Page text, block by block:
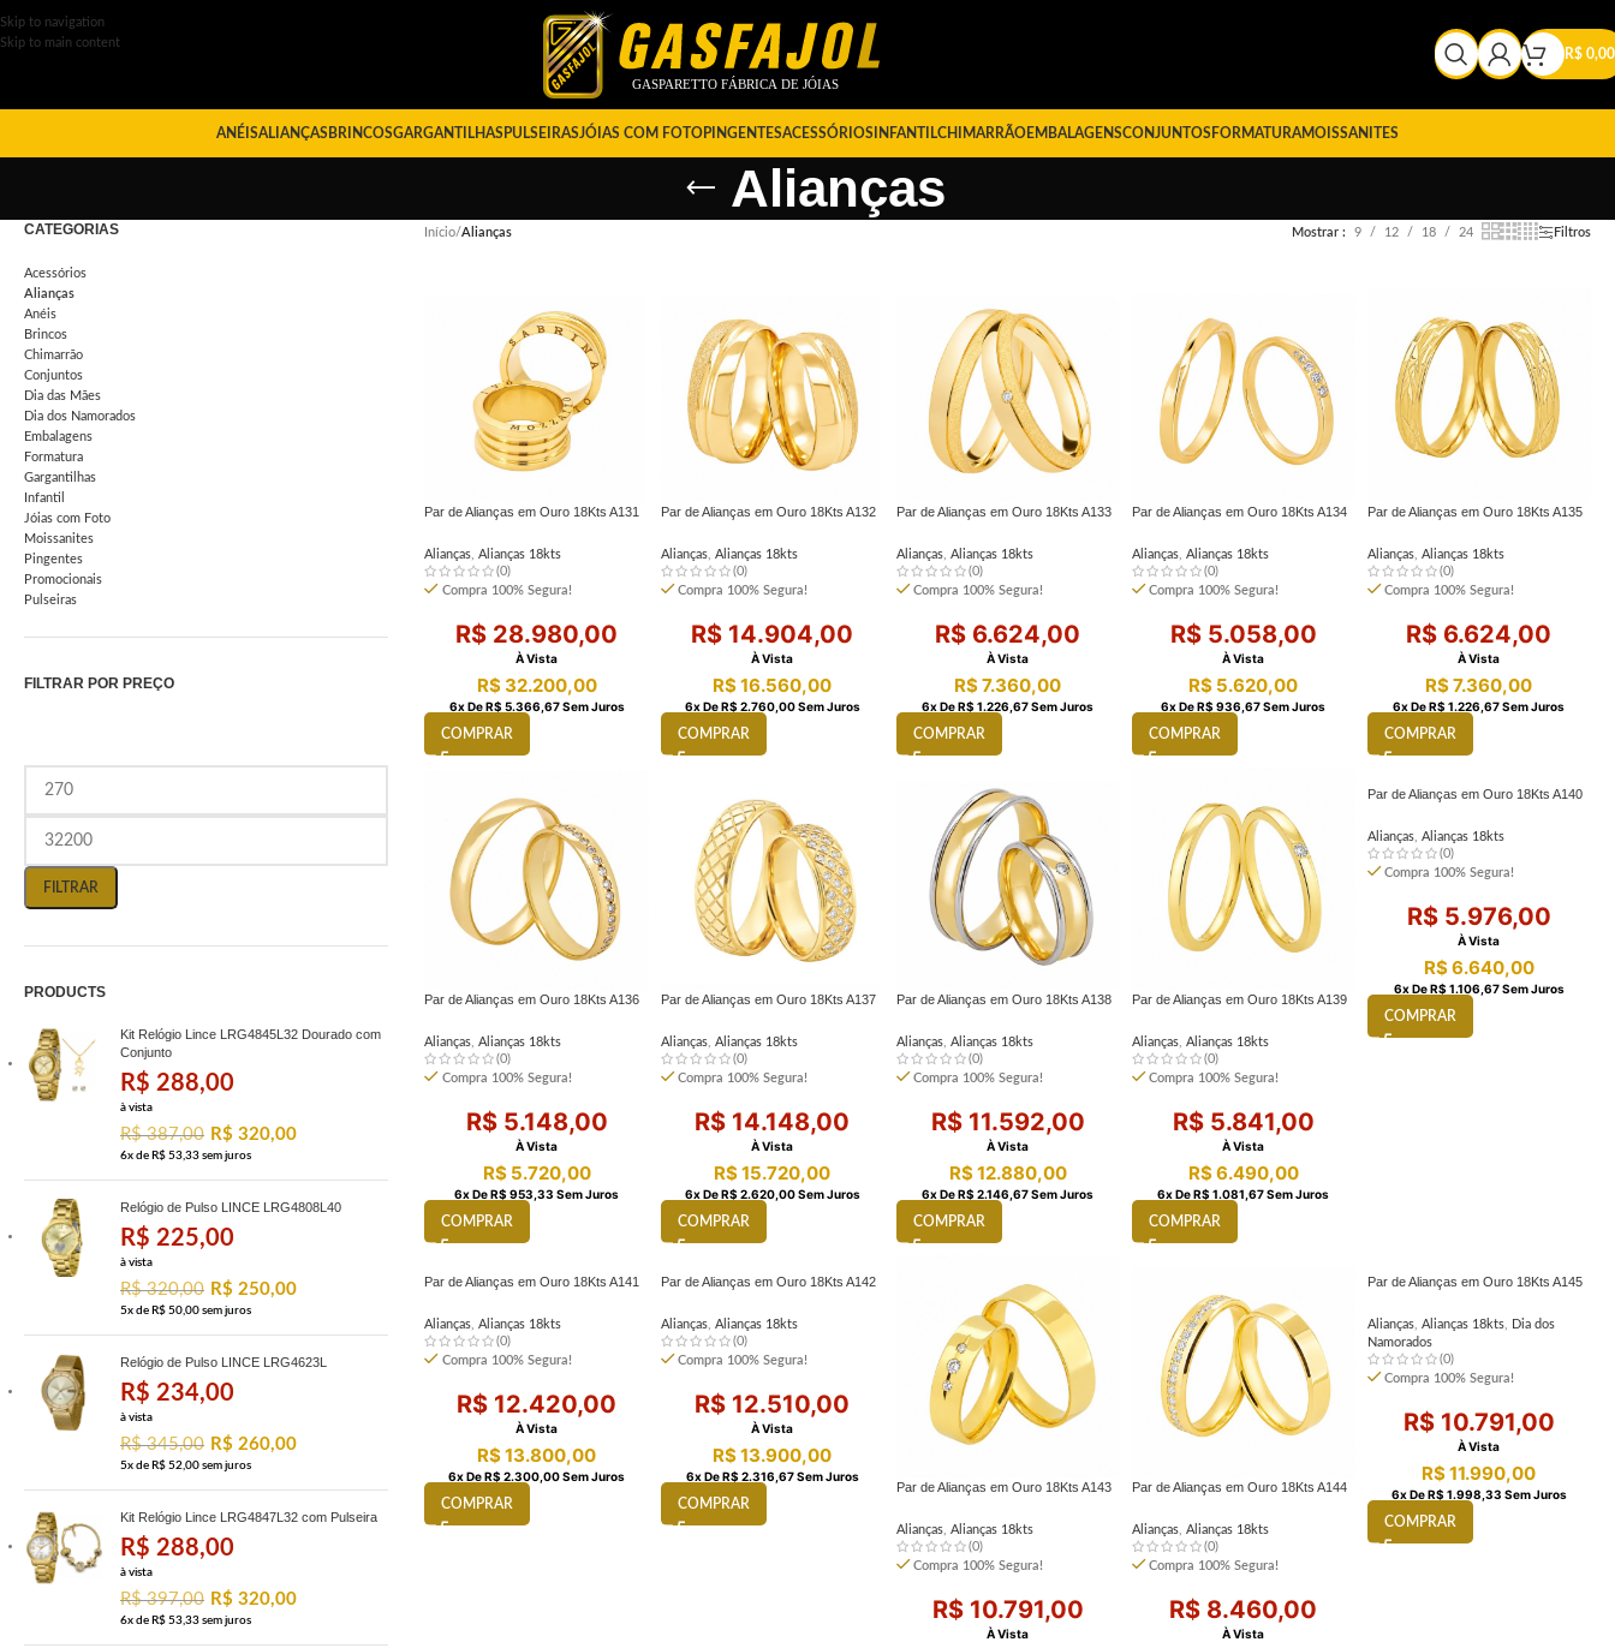
Skip to navigation
Skip to main content
R$ 0,00
ANÉISALIANÇAS BRINCOSGARGANTILHAS PULSEIRASJÓIAS COM FOTOPINGENTESACESSÓRIOS INFANTILCHIMARRÃOEMBALAGENSCONJUNTOS FORMATURAMOISSANITES
Alianças
CATEGORIAS
Acessórios
Alianças
Anéis
Brincos
Chimarrão
Conjuntos
Dia das Mães
Dia dos Namorados
Embalagens
Formatura
Gargantilhas
Infantil
Jóias com Foto
Moissanites
Pingentes
Promocionais
Pulseiras
FILTRAR POR PREÇO
FILTRAR
PRODUCTS
Kit Relógio Lince LRG4845L32 Dourado com
Conjunto
R$ 288,00
à vista
R$387,00 R$ 320,00
6x de R$ 53,33 sem juros
Relógio de Pulso LINCE LRG4808L40
R$ 225,00
à vista
R$320,00 R$ 250,00
5x de R$ 50,00 sem juros
Relógio de Pulso LINCE LRG4623L
R$ 234,00
à vista
R$345,00 R$ 260,00
5x de R$ 52,00 sem juros
Kit Relógio Lince LRG4847L32 com Pulseira
R$ 288,00
à vista
R$397,00 R$ 320,00
6x de R$ 53,33 sem juros
Início/Alianças Mostrar 9 12 18 24 Filtros
Par de Alianças em Ouro 18Kts A131
Alianças Alianças 18kts
(0)
Compra 100% Segura!
R$ 28.980,00
À Vista
R$32.200,00
6X DeR$ 5.366,67Sem Juros
COMPRAR
Par de Alianças em Ouro 18Kts A132
Alianças, Alianças 18kts
(0)
Compra 100% Segura!
R$ 14.904,00
À Vista
R$16.560,00
6X DeR$ 2.760,00Sem Juros
COMPRAR
Par de Alianças em Ouro 18Kts A133
Alianças, Alianças 18kts
(0)
Compra 100% Segura!
R$ 6.624,00
À Vista
R$7.360,00
6X DeR$ 1.226,67Sem Juros
COMPRAR
Par de Alianças em Ouro 18Kts A134
Alianças, Alianças 18kts
(0)
Compra 100% Segura!
R$5.058,00
À Vista
R$ 5.620,00
6X DeR$ 936,67Sem Juros
COMPRAR
Par de Alianças em Ouro 18Kts A135
Alianças, Alianças 18kts
(0)
Compra 100% Segura!
R$ 6.624,00
À Vista
R$7.360,00
6X DeR$ 1.226,67Sem Juros
COMPRAR
Par de Alianças em Ouro 18Kts A136
Alianças Alianças 18kts
(0)
Compra 100% Segura!
R$5.148,00
À Vista
R$5.720,00
6X DeR$ 953,33 Sem Juros
COMPRAR
Par de Alianças em Ouro 18Kts A137
Alianças, Alianças 18kts
(0)
Compra 100% Segura!
R$ 14.148,00
À Vista
R$15.720,00
6X DeR$ 2.620,00Sem Juros
COMPRAR
Par de Alianças em Ouro 18Kts A138
Alianças, Alianças 18kts
(0)
Compra 100% Segura!
R$11.592,00
À Vista
R$12.880,00
6X DeR$ 2.146,67Sem Juros
COMPRAR
Par de Alianças em Ouro 18Kts A139
Alianças, Alianças 18kts
(0)
Compra 100% Segura!
R$5.841,00
À Vista
R$6.490,00
6X DeR$ 1.081,67Sem Juros
COMPRAR
Par de Alianças em Ouro 18Kts A140
Alianças, Alianças 18kts
(0)
Compra 100% Segura!
R$5.976,00
À Vista
R$6.640,00
6X DeR$ 1.106,67Sem Juros
COMPRAR
Par de Alianças em Ouro 18Kts A141
Alianças Alianças 18kts
(0)
Compra 100% Segura!
R$ 12.420,00
À Vista
R$13.800,00
6X DeR$ 2.300,00Sem Juros
COMPRAR
Par de Alianças em Ouro 18Kts A142
Alianças, Alianças 18kts
(0)
Compra 100% Segura!
R$ 12.510,00
À Vista
R$13.900,00
6X DeR$ 2.316,67Sem Juros
COMPRAR
Par de Alianças em Ouro 18Kts A143
Alianças, Alianças 18kts
(0)
Compra 100% Segura!
R$10.791,00
À Vista
Par de Alianças em Ouro 18Kts A144
Alianças, Alianças 18kts
(0)
Compra 100% Segura!
R$ 8.460,00
À Vista
Par de Alianças em Ouro 18Kts A145
Alianças, Alianças 18kts,
Dia dos
Namorados
(0)
Compra 100% Segura!
R$10.791,00
À Vista
R$11.990,00
6X DeR$ 1.998,33 Sem Juros
COMPRAR